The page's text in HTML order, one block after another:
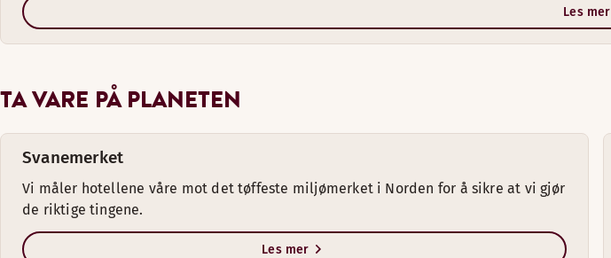
Les mer
TA VARE PÅ PLANETEN
Svanemerket
Vi måler hotellene våre mot det tøffeste miljømerket i Norden for å sikre at vi gjør
de riktige tingene.
Les mer